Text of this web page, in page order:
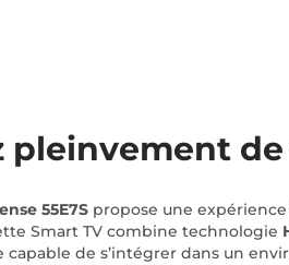
pleinvement
55E7S propose une
Smart TV combine technologie
capable de s’intégrer dans un